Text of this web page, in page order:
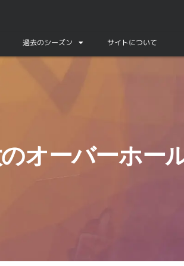
過去のシーズン サイトについて
オーバーホー